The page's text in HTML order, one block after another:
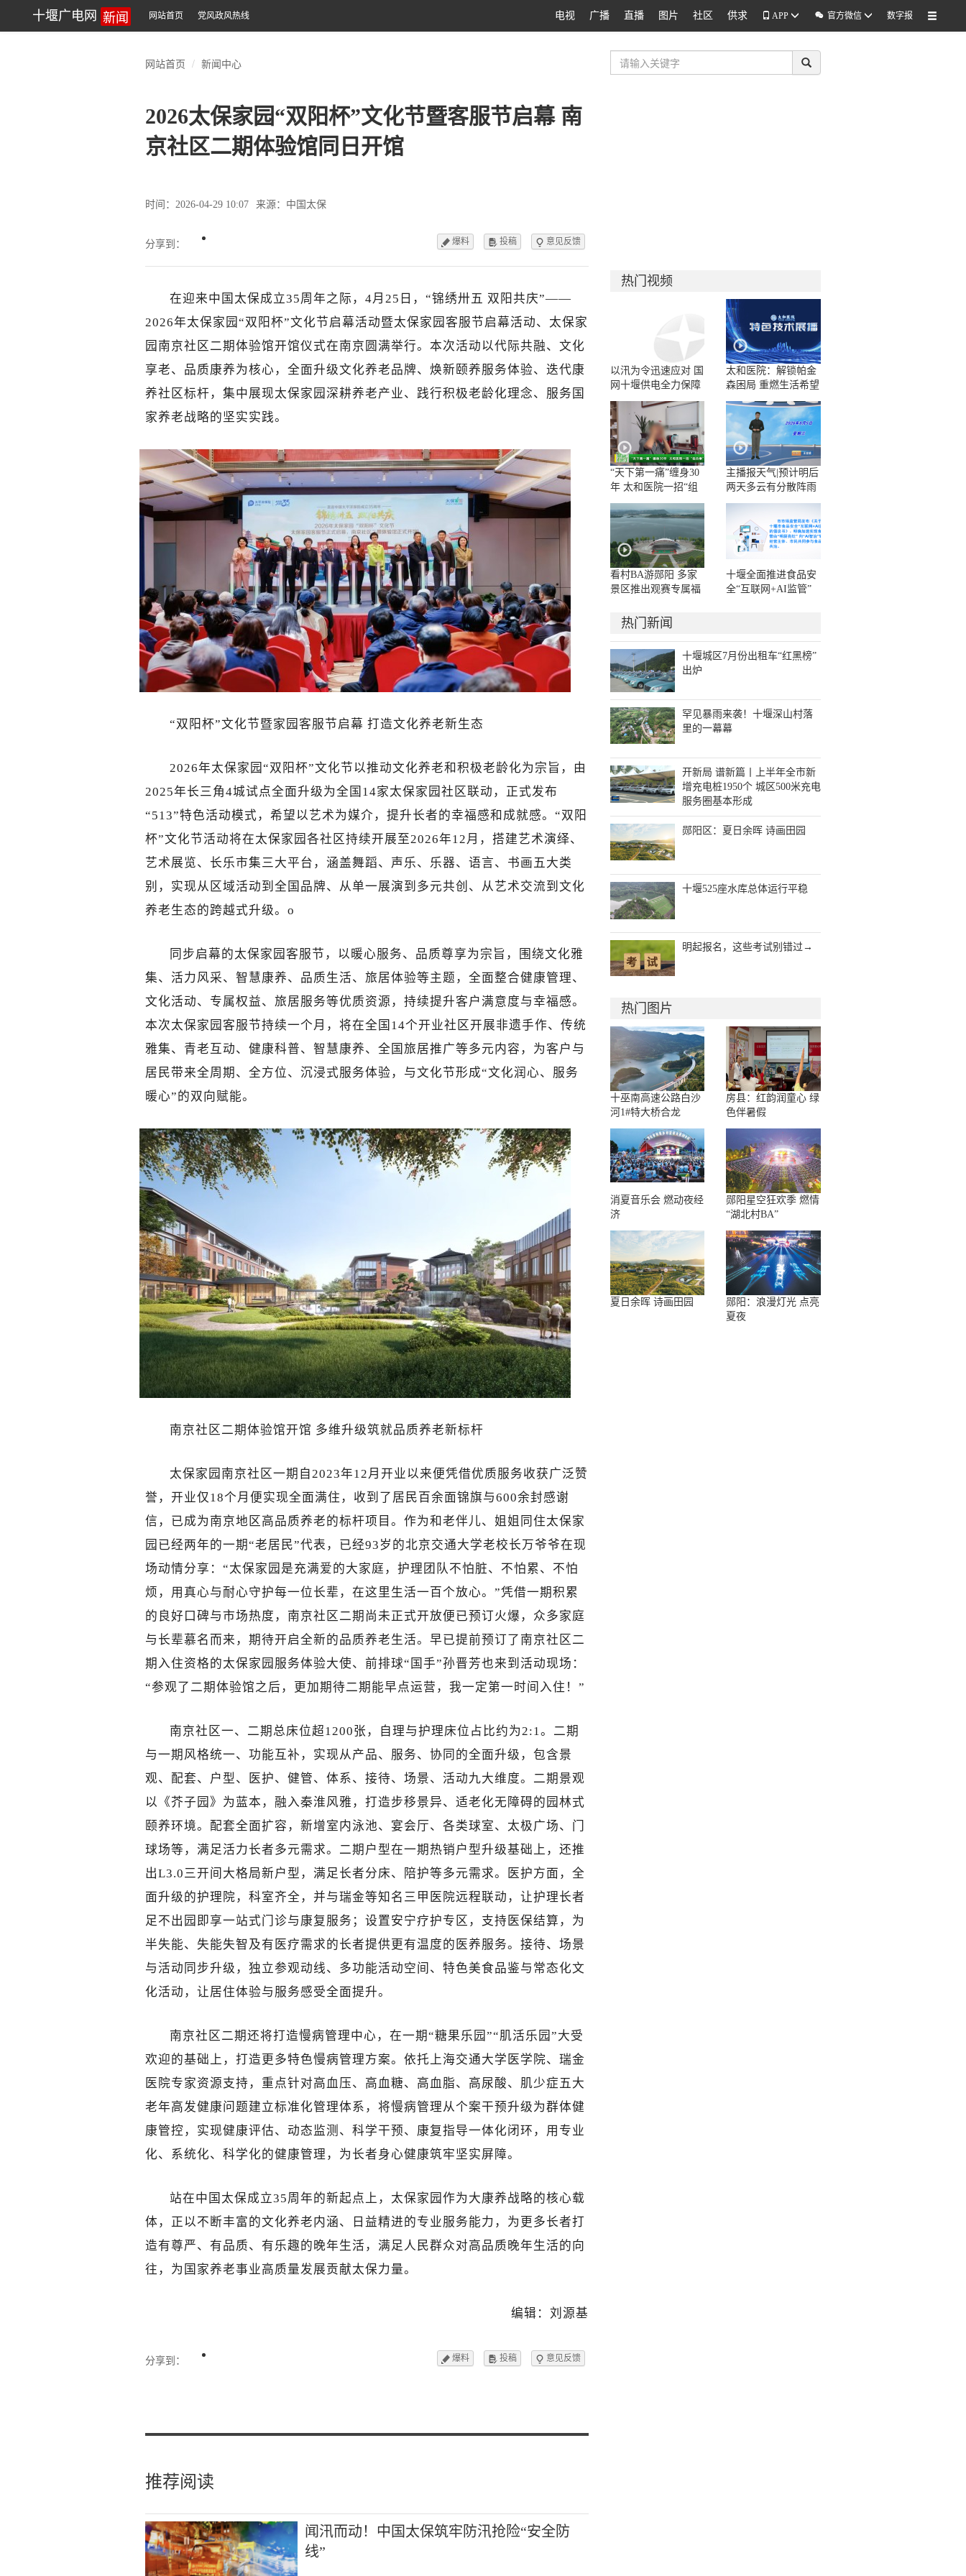
十堰广电网 新闻 网站首页 党风政风热线 电视 广播 直播 图片 社区 供求 APP  官方微信 数字报
网站首页 新闻中心
2026太保家园“双阳杯”文化节暨客服节启幕 南
京社区二期体验馆同日开馆
时间：2026-04-29 10:07 来源：中国太保
分享到： 爆料  投稿  意见反馈
在迎来中国太保成立35周年之际，4月25日，“锦绣卅五 双阳共庆”——
2026年太保家园“双阳杯”文化节启幕活动暨太保家园客服节启幕活动、太保家
园南京社区二期体验馆开馆仪式在南京圆满举行。本次活动以代际共融、文化
享老、品质康养为核心，全面升级文化养老品牌、焕新颐养服务体验、迭代康
养社区标杆，集中展现太保家园深耕养老产业、践行积极老龄化理念、服务国
家养老战略的坚实实践。
“双阳杯”文化节暨家园客服节启幕 打造文化养老新生态
2026年太保家园“双阳杯”文化节以推动文化养老和积极老龄化为宗旨，由
2025年长三角4城试点全面升级为全国14家太保家园社区联动，正式发布
“513”特色活动模式，希望以艺术为媒介，提升长者的幸福感和成就感。“双阳
杯”文化节活动将在太保家园各社区持续开展至2026年12月，搭建艺术演绎、
艺术展览、长乐市集三大平台，涵盖舞蹈、声乐、乐器、语言、书画五大类
别，实现从区域活动到全国品牌、从单一展演到多元共创、从艺术交流到文化
养老生态的跨越式升级。o
同步启幕的太保家园客服节，以暖心服务、品质尊享为宗旨，围绕文化雅
集、活力风采、智慧康养、品质生活、旅居体验等主题，全面整合健康管理、
文化活动、专属权益、旅居服务等优质资源，持续提升客户满意度与幸福感。
本次太保家园客服节持续一个月，将在全国14个开业社区开展非遗手作、传统
雅集、青老互动、健康科普、智慧康养、全国旅居推广等多元内容，为客户与
居民带来全周期、全方位、沉浸式服务体验，与文化节形成“文化润心、服务
暖心”的双向赋能。
南京社区二期体验馆开馆 多维升级筑就品质养老新标杆
太保家园南京社区一期自2023年12月开业以来便凭借优质服务收获广泛赞
誉，开业仅18个月便实现全面满住，收到了居民百余面锦旗与600余封感谢
信，已成为南京地区高品质养老的标杆项目。作为和老伴儿、姐姐同住太保家
园已经两年的一期“老居民”代表，已经93岁的北京交通大学老校长万爷爷在现
场动情分享：“太保家园是充满爱的大家庭，护理团队不怕脏、不怕累、不怕
烦，用真心与耐心守护每一位长辈，在这里生活一百个放心。”凭借一期积累
的良好口碑与市场热度，南京社区二期尚未正式开放便已预订火爆，众多家庭
与长辈慕名而来，期待开启全新的品质养老生活。早已提前预订了南京社区二
期入住资格的太保家园服务体验大使、前排球“国手”孙晋芳也来到活动现场：
“参观了二期体验馆之后，更加期待二期能早点运营，我一定第一时间入住！”
南京社区一、二期总床位超1200张，自理与护理床位占比约为2:1。二期
与一期风格统一、功能互补，实现从产品、服务、协同的全面升级，包含景
观、配套、户型、医护、健管、体系、接待、场景、活动九大维度。二期景观
以《芥子园》为蓝本，融入秦淮风雅，打造步移景异、适老化无障碍的园林式
颐养环境。配套全面扩容，新增室内泳池、宴会厅、各类球室、太极广场、门
球场等，满足活力长者多元需求。二期户型在一期热销户型升级基础上，还推
出L3.0三开间大格局新户型，满足长者分床、陪护等多元需求。医护方面，全
面升级的护理院，科室齐全，并与瑞金等知名三甲医院远程联动，让护理长者
足不出园即享一站式门诊与康复服务；设置安宁疗护专区，支持医保结算，为
半失能、失能失智及有医疗需求的长者提供更有温度的医养服务。接待、场景
与活动同步升级，独立参观动线、多功能活动空间、特色美食品鉴与常态化文
化活动，让居住体验与服务感受全面提升。
南京社区二期还将打造慢病管理中心，在一期“糖果乐园”“肌活乐园”大受
欢迎的基础上，打造更多特色慢病管理方案。依托上海交通大学医学院、瑞金
医院专家资源支持，重点针对高血压、高血糖、高血脂、高尿酸、肌少症五大
老年高发健康问题建立标准化管理体系，将慢病管理从个案干预升级为群体健
康管控，实现健康评估、动态监测、科学干预、康复指导一体化闭环，用专业
化、系统化、科学化的健康管理，为长者身心健康筑牢坚实屏障。
站在中国太保成立35周年的新起点上，太保家园作为大康养战略的核心载
体，正以不断丰富的文化养老内涵、日益精进的专业服务能力，为更多长者打
造有尊严、有品质、有乐趣的晚年生活，满足人民群众对高品质晚年生活的向
往，为国家养老事业高质量发展贡献太保力量。
编辑：刘源基
分享到： 爆料  投稿  意见反馈
推荐阅读
闻汛而动！中国太保筑牢防汛抢险“安全防
线”
热门视频
以汛为令迅速应对 国
网十堰供电全力保障
群众用电无忧
太和医院：解锁帕金
森困局 重燃生活希望
“天下第一痛”缠身30
年 太和医院一招“组
合拳”解顽疾
主播报天气|预计明后
两天多云有分散阵雨
或雷阵雨
看村BA游郧阳 多家
景区推出观赛专属福
十堰全面推进食品安
全“互联网+AI监管”
热门新闻
十堰城区7月份出租车“红黑榜”
出炉
罕见暴雨来袭！十堰深山村落
里的一幕幕
开新局 谱新篇丨上半年全市新
增充电桩1950个 城区500米充电
服务圈基本形成
郧阳区：夏日余晖 诗画田园
十堰525座水库总体运行平稳
明起报名，这些考试别错过→
热门图片
十巫南高速公路白沙
河1#特大桥合龙
房县：红韵润童心 绿
色伴暑假
消夏音乐会 燃动夜经
济
郧阳星空狂欢季 燃情
“湖北村BA”
夏日余晖 诗画田园
郧阳：浪漫灯光 点亮
夏夜